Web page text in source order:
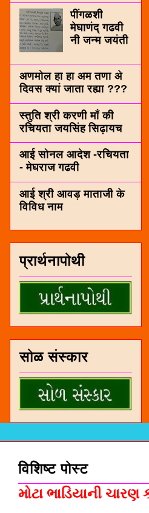
पींगळशी
मेघाणंद् गढवी
नी जन्म जयंती
अणमोल हा हा अम तणा अे
दिवस क्यां जाता रह्या ???
स्तुति श्री करणी माँ की
रचियता जयसिंह सिढ़ायच
आई सोनल आदेश -रचियता
- मेघराज गढवी
आई श्री आवड़ माताजी के
विविध नाम
प्रार्थनापोथी
सोळ संस्कार
विशिष्ट पोस्ट
મોટા ભાડિયાની